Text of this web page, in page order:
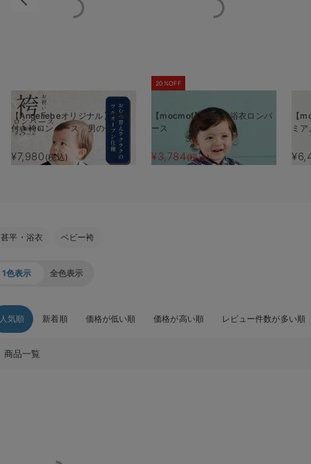
【Angeliebeオリジナル】羽織
付き袴ロンパース 男の子
¥7,980 (税込)
20%OFF
【mocmof】帯付き 浴衣ロンパ
ース
¥3,784(税込)
【
ミ
甚平・浴衣 ベビー袴
1色表示 全色表示
人気順 新着順 価格が低い順 価格が高い順 レビュー件数が多い順
商品一覧